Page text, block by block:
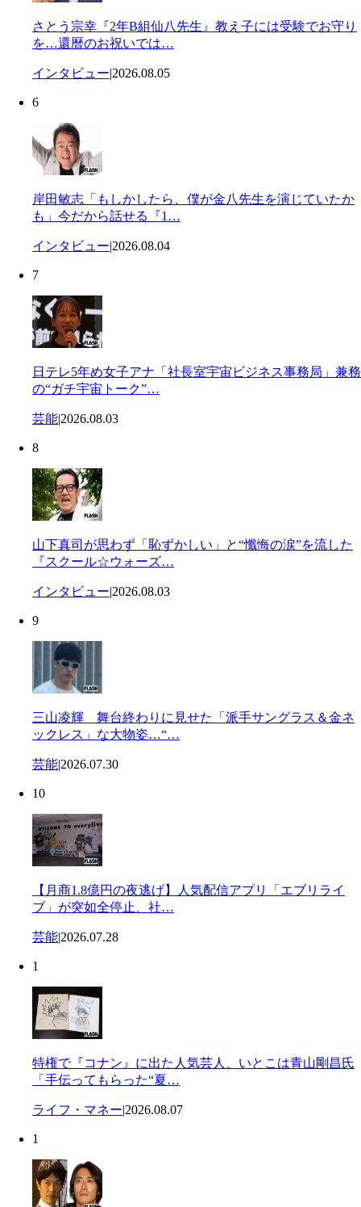
さとう宗幸『2年B組仙八先生』教え子には受験でお守り
を…還暦のお祝いでは…
インタビュー|2026.08.05
6
岸田敏志「もしかしたら、僕が金八先生を演じていたか
も」今だから話せる『1…
インタビュー|2026.08.04
7
日テレ5年め女子アナ「社長室宇宙ビジネス事務局」兼務
の“ガチ宇宙トーク”…
芸能|2026.08.03
8
山下真司が思わず「恥ずかしい」と“懺悔の涙”を流した
『スクール☆ウォーズ…
インタビュー|2026.08.03
9
三山凌輝 舞台終わりに見せた「派手サングラス＆金ネ
ックレス」な大物姿…“…
芸能|2026.07.30
10
【月商1.8億円の夜逃げ】人気配信アプリ「エブリライ
ブ」が突如全停止、社…
芸能|2026.07.28
1
特権で『コナン』に出た人気芸人、いとこは青山剛昌氏
「手伝ってもらった“夏…
ライフ・マネー|2026.08.07
1